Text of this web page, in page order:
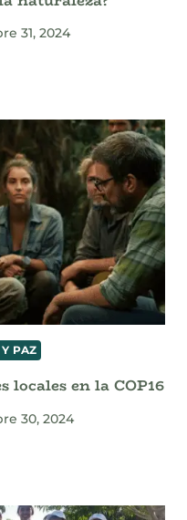
31, 2024
PAZ
locales en la COP16
30, 2024